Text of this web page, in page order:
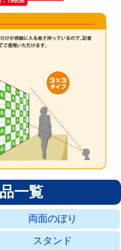
一覧
両面のぼり
スタンド